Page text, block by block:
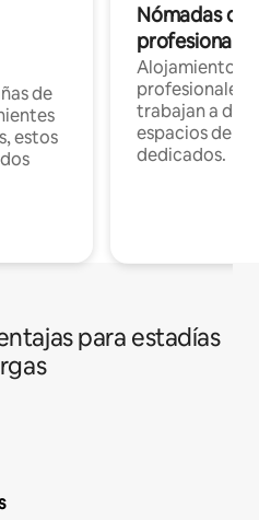
de
estos
Nómadas
Alojamientos
profesionales
trabajan a
espacios de
dedicados.
para estadías